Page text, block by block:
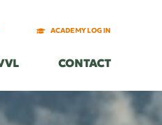
ACADEMY LOGIN
CONTACT
ACADEMY LOGIN
CONTACT